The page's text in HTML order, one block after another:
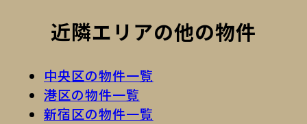
近隣エリアの他の物件
中央区の物件一覧
港区の物件一覧
新宿区の物件一覧